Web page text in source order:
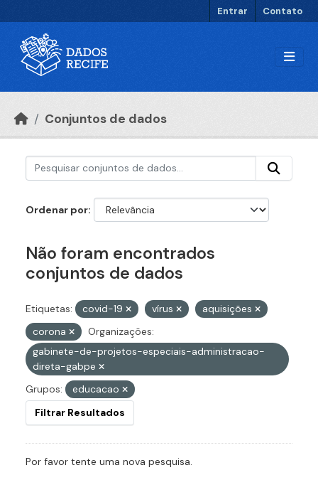
Entrar Contato
Conjuntos de dados
Ordenar por
Não foram encontrados
conjuntos de dados
Etiquetas: covid-19 vírus
aquisições
corona
Organizações:
gabinete-de-projetos-especiais-administracao-
direta-gabpe
Grupos:
educacao
Filtrar Resultados
Por favor tente uma nova pesquisa.